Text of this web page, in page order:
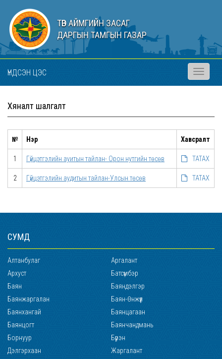
ТӨВ АЙМГИЙН ЗАСАГ
ДАРГЫН ТАМГЫН ГАЗАР
ҮНДСЭН ЦЭС
Toggle
Хяналт шалгалт
№ Нэр Хавсралт
1 Гүйцэтгэлийн ауитын тайлан- Орон нутгийн төсөв ТАТАХ
2 Гүйцэтгэлийн аудитын тайлан-Улсын төсөв ТАТАХ
СУМД
Алтанбулаг
Аргалант
Архуст
Батсүмбэр
Баян
Баяндэлгэр
Баянжаргалан
Баян-Өнжүүл
Баянхангай
Баянцагаан
Баянцогт
Баянчандмань
Борнуур
Бүрэн
Дэлгэрхаан
Жаргалант